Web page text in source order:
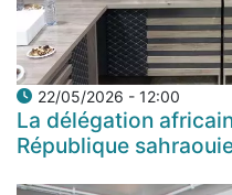
22/05/2026 - 12:00
La délégation
République